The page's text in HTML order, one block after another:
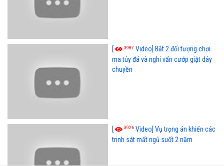
[ 3987 Video] Bắt 2 đối tượng chơi
ma túy đá và nghi vấn cướp giật dây
chuyền
[ 3926 Video] Vụ trọng án khiến các
trinh sát mất ngủ suốt 2 năm